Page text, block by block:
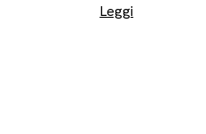
Leggi